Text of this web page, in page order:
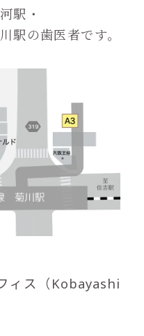
駅・
駅の歯医者です。
ィス（Kobayashi